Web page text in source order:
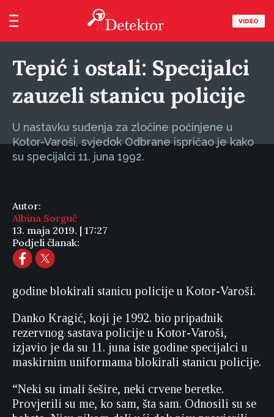
VIDEO
Tepić i ostali: Specijalci
zauzeli stanicu policije
U nastavku suđenja za zločine počinjene u
Kotor-Varoši, svjedok Odbrane ispričao je kako
su specijalci 11. juna 1992.
Autor:
Albina Sorguč
13. maja 2019. | 17:27
Podjeli članak:
godine blokirali stanicu policije u Kotor-Varoši.
Danko Kragić, koji je 1992. bio pripadnik
rezervnog sastava policije u Kotor-Varoši,
izjavio je da su 11. juna iste godine specijalci u
maskirnim uniformama blokirali stanicu policije.
“Neki su imali šešire, neki crvene beretke.
Provjerili su me, ko sam, šta sam. Odnosili su se